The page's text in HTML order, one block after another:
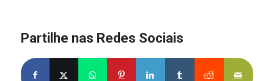
Partilhe nas Redes Sociais
Partilhe no Facebook
Partilhe no X
Share on WhatsApp
Partilhe no Pinterest
Partilhe no LinkedIn
Partilhe no Tumblr
Partilhe no